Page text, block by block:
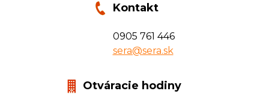
Kontakt
0905 761 446
sera@sera.sk
Otváracie hodiny